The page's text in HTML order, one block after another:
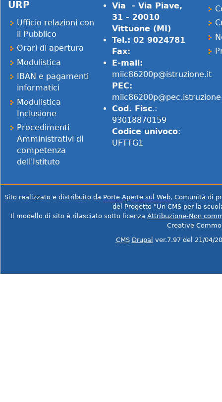
URP
Ufficio relazioni con
il Pubblico
Orari di apertura
Modulistica
IBAN e pagamenti
informatici
Modulistica
Inclusione
Procedimenti
Amministrativi di
competenza
dell'Istituto
Via - Via Piave,
31 - 20010
Vittuone (MI)
Tel.: 02 9024781
Fax:
E-mail:
miic86200p@istruzione.it
PEC:
Cod. Fisc.:
93018870159
Codice univoco:
UFTTG1
Sito realizzato e distribuito da Porte Aperte sul Web, Comunità di
del Progetto "Un CMS per la
Il modello di sito è rilasciato sotto licenza Attribuzione-Non
Creative
CMS Drupal ver.7.97 del 21/04/